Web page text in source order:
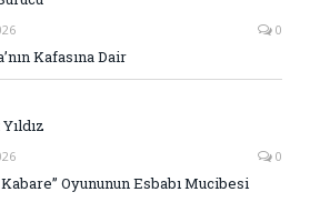
0
Kafasına Dair
0
Kabare” Oyununun Esbabı Mucibesi